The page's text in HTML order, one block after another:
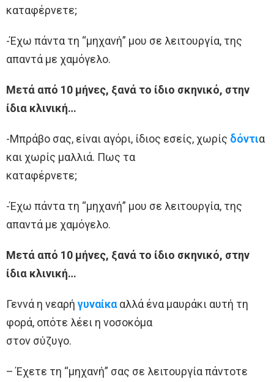
καταφέρνετε;
-Έχω πάντα τη “μηχανή” μου σε λειτουργία, της
απαντά με χαμόγελο.
Μετά από 10 μήνες, ξανά το ίδιο σκηνικό, στην
ίδια κλινική…
-Μπράβο σας, είναι αγόρι, ίδιος εσείς, χωρίς δόντια
και χωρίς μαλλιά. Πως τα
καταφέρνετε;
-Έχω πάντα τη “μηχανή” μου σε λειτουργία, της
απαντά με χαμόγελο.
Μετά από 10 μήνες, ξανά το ίδιο σκηνικό, στην
ίδια κλινική…
Γεννά η νεαρή γυναίκααλλά ένα μαυράκι αυτή τη
φορά, οπότε λέει η νοσοκόμα
στον σύζυγο.
– Έχετε τη “μηχανή” σας σε λειτουργία πάντοτε